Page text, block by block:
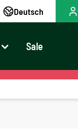
Deutsch
Sale